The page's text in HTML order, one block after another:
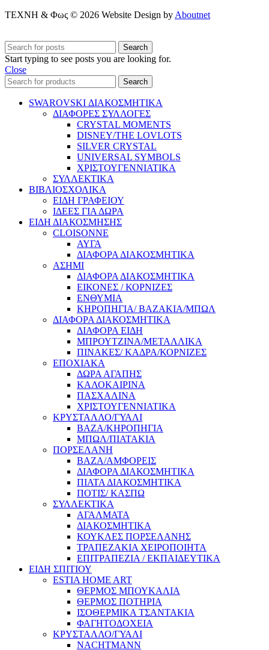
ΤΕΧΝΗ & Φως © 2026 Website Design by Aboutnet
Search
Start typing to see posts you are looking for.
Close
Search
SWAROVSKI ΔΙΑΚΟΣΜΗΤΙΚΑ
ΔΙΑΦΟΡΕΣ ΣΥΛΛΟΓΕΣ
CRYSTAL MOMENTS
DISNEY/THE LOVLOTS
SILVER CRYSTAL
UNIVERSAL SYMBOLS
ΧΡΙΣΤΟΥΓΕΝΝΙΑΤΙΚΑ
ΣΥΛΛΕΚΤΙΚΑ
ΒΙΒΛΙΟΣΧΟΛΙΚΑ
ΕΙΔΗ ΓΡΑΦΕΙΟΥ
ΙΔΕΕΣ ΓΙΑ ΔΩΡΑ
ΕΙΔΗ ΔΙΑΚΟΣΜΗΣΗΣ
CLOISONNE
ΑΥΓΑ
ΔΙΑΦΟΡΑ ΔΙΑΚΟΣΜΗΤΙΚΑ
ΑΣΗΜΙ
ΔΙΑΦΟΡΑ ΔΙΑΚΟΣΜΗΤΙΚΑ
ΕΙΚΟΝΕΣ / ΚΟΡΝΙΖΕΣ
ΕΝΘΥΜΙΑ
ΚΗΡΟΠΗΓΙΑ/ ΒΑΖΑΚΙΑ/ΜΠΩΛ
ΔΙΑΦΟΡΑ ΔΙΑΚΟΣΜΗΤΙΚΑ
ΔΙΑΦΟΡΑ ΕΙΔΗ
ΜΠΡΟΥΤΖΙΝΑ/ΜΕΤΑΛΛΙΚΑ
ΠΙΝΑΚΕΣ/ ΚΑΔΡΑ/ΚΟΡΝΙΖΕΣ
ΕΠΟΧΙΑΚΑ
ΔΩΡΑ ΑΓΑΠΗΣ
ΚΑΛΟΚΑΙΡΙΝΑ
ΠΑΣΧΑΛΙΝΑ
ΧΡΙΣΤΟΥΓΕΝΝΙΑΤΙΚΑ
ΚΡΥΣΤΑΛΛΟ/ΓΥΑΛΙ
ΒΑΖΑ/ΚΗΡΟΠΗΓΙΑ
ΜΠΩΛ/ΠΙΑΤΑΚΙΑ
ΠΟΡΣΕΛΑΝΗ
ΒΑΖΑ/ΑΜΦΟΡΕΙΣ
ΔΙΑΦΟΡΑ ΔΙΑΚΟΣΜΗΤΙΚΑ
ΠΙΑΤΑ ΔΙΑΚΟΣΜΗΤΙΚΑ
ΠΟΤΙΣ/ ΚΑΣΠΩ
ΣΥΛΛΕΚΤΙΚΑ
ΑΓΑΛΜΑΤΑ
ΔΙΑΚΟΣΜΗΤΙΚΑ
ΚΟΥΚΛΕΣ ΠΟΡΣΕΛΑΝΗΣ
ΤΡΑΠΕΖΑΚΙΑ ΧΕΙΡΟΠΟΙΗΤΑ
ΕΠΙΤΡΑΠΕΖΙΑ / ΕΚΠΑΙΔΕΥΤΙΚΑ
ΕΙΔΗ ΣΠΙΤΙΟΥ
ESTIA HOME ART
ΘΕΡΜΟΣ ΜΠΟΥΚΑΛΙΑ
ΘΕΡΜΟΣ ΠΟΤΗΡΙΑ
ΙΣΟΘΕΡΜΙΚΑ ΤΣΑΝΤΑΚΙΑ
ΦΑΓΗΤΟΔΟΧΕΙΑ
ΚΡΥΣΤΑΛΛΟ/ΓΥΑΛΙ
NACHTMANN